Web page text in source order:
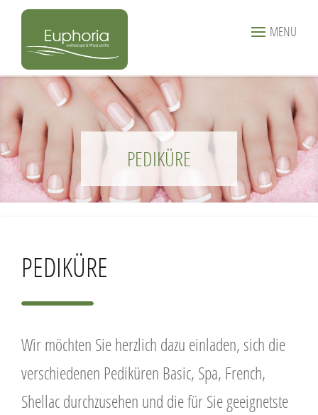
MENU
PEDIKÜRE
PEDIKÜRE
Wir möchten Sie herzlich dazu einladen, sich die
verschiedenen Pediküren Basic, Spa, French,
Shellac durchzusehen und die für Sie geeignetste